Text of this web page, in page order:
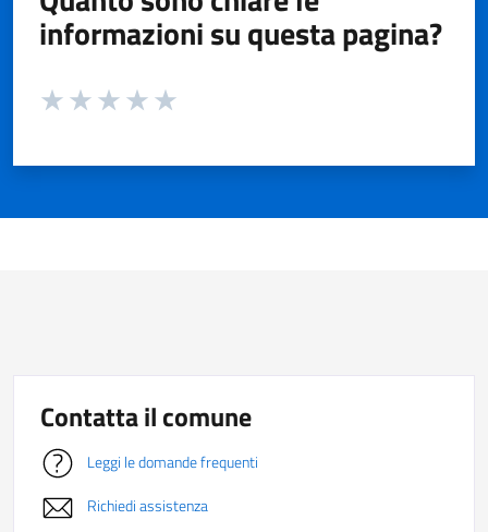
informazioni su questa pagina?
Valuta da 1 a 5 stelle la pagina
Contatta il comune
Leggi le domande frequenti
Richiedi assistenza